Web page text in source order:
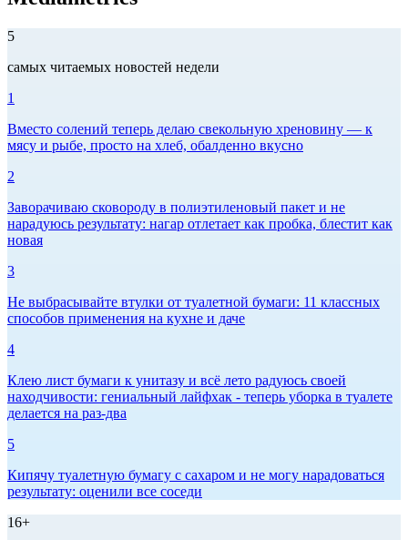
5
самых читаемых новостей недели
1
Вместо солений теперь делаю свекольную хреновину — к
мясу и рыбе, просто на хлеб, обалденно вкусно
2
Заворачиваю сковороду в полиэтиленовый пакет и не
нарадуюсь результату: нагар отлетает как пробка, блестит как
новая
3
Не выбрасывайте втулки от туалетной бумаги: 11 классных
способов применения на кухне и даче
4
Клею лист бумаги к унитазу и всё лето радуюсь своей
находчивости: гениальный лайфхак - теперь уборка в туалете
делается на раз-два
5
Кипячу туалетную бумагу с сахаром и не могу нарадоваться
результату: оценили все соседи
16+